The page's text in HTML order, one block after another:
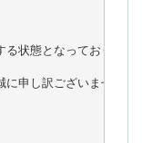
状態となっておりまし
に申し訳ございませんで